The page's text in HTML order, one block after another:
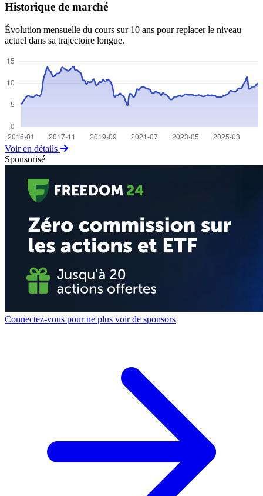
Historique de marché
Évolution mensuelle du cours sur 10 ans pour replacer le niveau
actuel dans sa trajectoire longue.
Voir en détails
Sponsorisé
Connectez-vous pour ne plus voir de sponsors